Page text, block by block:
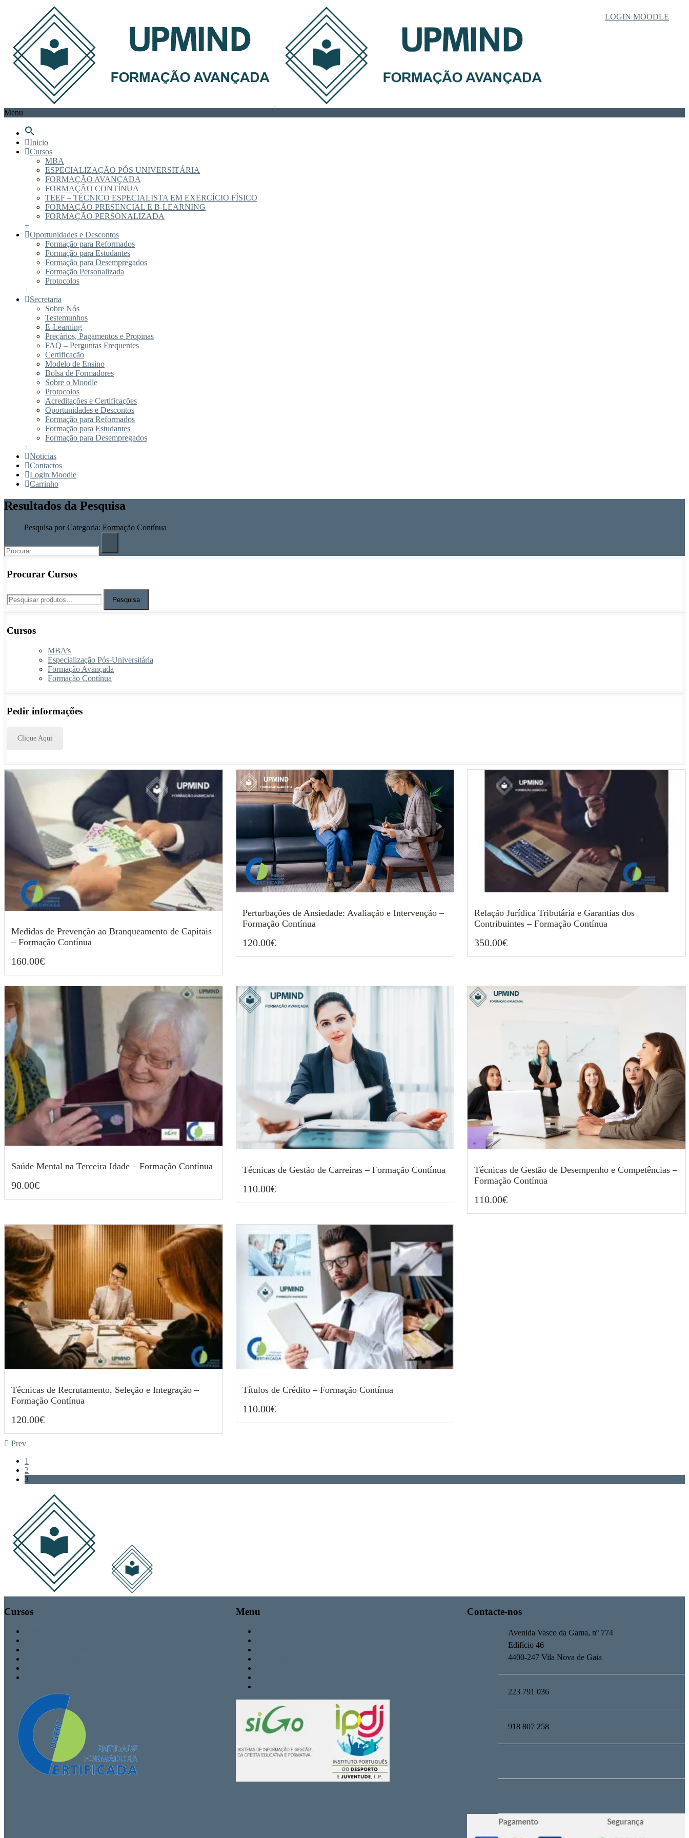
LOGIN MOODLE
Menu
Inicio
Cursos
MBA
ESPECIALIZAÇÃO PÓS UNIVERSITÁRIA
FORMAÇÃO AVANÇADA
FORMAÇÃO CONTÍNUA
TEEF – TÉCNICO ESPECIALISTA EM EXERCÍCIO FÍSICO
FORMAÇÃO PRESENCIAL E B-LEARNING
FORMAÇÃO PERSONALIZADA
+
Oportunidades e Descontos
Formação para Reformados
Formação para Estudantes
Formação para Desempregados
Formação Personalizada
Protocolos
+
Secretaria
Sobre Nós
Testemunhos
E-Learning
Preçários, Pagamentos e Propinas
FAQ – Perguntas Frequentes
Certificação
Modelo de Ensino
Bolsa de Formadores
Sobre o Moodle
Protocolos
Acreditações e Certificações
Oportunidades e Descontos
Formação para Reformados
Formação para Estudantes
Formação para Desempregados
+
Noticias
Contactos
Login Moodle
Carrinho
Resultados da Pesquisa
Pesquisa por Categoria: Formação Contínua
Procurar Cursos
Pesquisa
Cursos
MBA’s
Especialização Pós-Universitária
Formação Avançada
Formação Contínua
Pedir informações
Clique Aqui
Medidas de Prevenção ao Branqueamento de Capitais
– Formação Contínua
160.00€
Perturbações de Ansiedade: Avaliação e Intervenção –
Formação Contínua
120.00€
Relação Jurídica Tributária e Garantias dos
Contribuintes – Formação Contínua
350.00€
Saúde Mental na Terceira Idade – Formação Contínua
90.00€
Técnicas de Gestão de Carreiras – Formação Contínua
110.00€
Técnicas de Gestão de Desempenho e Competências –
Formação Contínua
110.00€
Técnicas de Recrutamento, Seleção e Integração –
Formação Contínua
120.00€
Títulos de Crédito – Formação Contínua
110.00€
Prev
1
2
3
Cursos Menu Contacte-nos
Avenida Vasco da Gama, nº 774
Edifício 46
4400-247 Vila Nova de Gaia
223 791 036
918 807 258